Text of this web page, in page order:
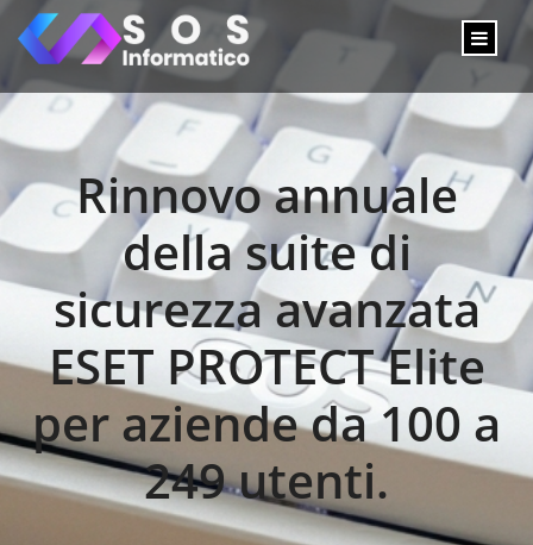
Rinnovo annuale
della suite di
sicurezza avanzata
ESET PROTECT Elite
per aziende da 100 a
249 utenti.